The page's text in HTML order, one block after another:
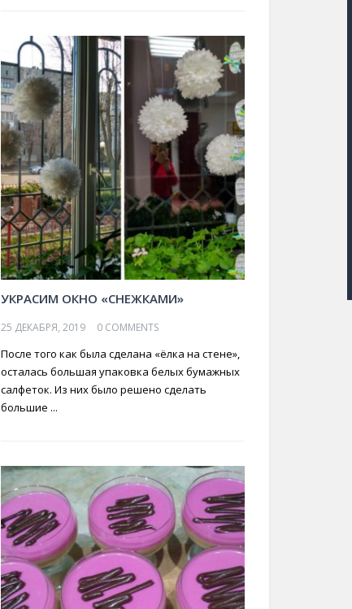
УКРАСИМ ОКНО «СНЕЖКАМИ»
25 ДЕКАБРЯ, 2019 0 COMMENTS
После того как была сделана «ёлка на стене»,
осталась большая упаковка белых бумажных
салфеток. Из них было решено сделать
большие ...